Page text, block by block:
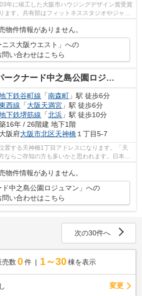
年に竣工した大阪市ハウジングデザイン賞受賞
ます。共有部はフィットネススタジオやジャグ
物件情報がありません。
ニス大阪ウエスト」への
問い合わせはこちら
ークナード中之島公園ロジュマン
下鉄谷町線 「南森町 」駅 徒歩6分
西線 「大阪天満宮 」駅 徒歩6分
下鉄堺筋線 「北浜 」駅 徒歩10分
16年 / 26階建 地下1階
大阪府大阪市北区天神橋１丁目5-7
置する天神橋1丁目アドレスになります。「天
ならご存知の方も多いかと思われます。日本一
商店街」の...
物件情報がありません。
ド中之島公園ロジュマン」への
問い合わせはこちら
次の30件へ
売数 0 件 1～30 棟を表示
変更